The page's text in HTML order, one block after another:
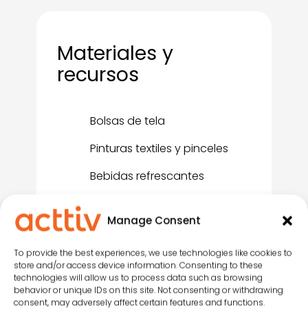
Manage Consent
To provide the best experiences, we use technologies like cookies to
store and/or access device information. Consenting to these
technologies will allow us to process data such as browsing
behavior or unique IDs on this site. Not consenting or withdrawing
consent, may adversely affect certain features and functions.
Materiales y
recursos
Bolsas de tela
Pinturas textiles y pinceles
Bebidas refrescantes
Animadores para dinamizar
la actividad